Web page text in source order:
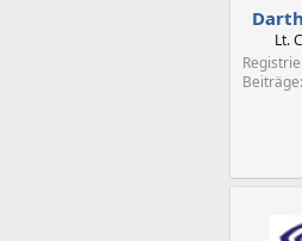
Lt.
Beiträge